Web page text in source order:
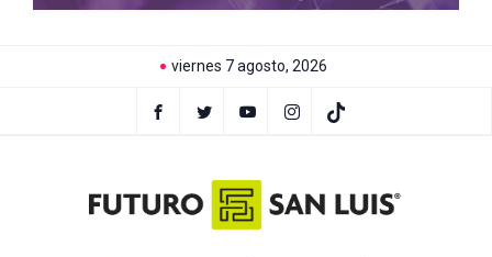
viernes 7 agosto, 2026